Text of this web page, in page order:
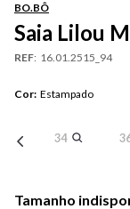
BO.BÔ
Saia Lilou
REF: 16.01.2515_94
Cor: Estampado
34
Tamanho